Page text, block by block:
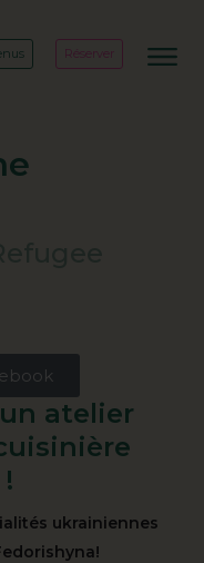
Réserver
atelier
ukrainiennes